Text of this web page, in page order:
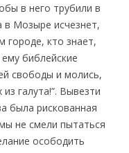
в него трубили в
в Мозыре исчезнет,
городе, кто знает,
библейские
свободы и молись,
галута!”. Вывезти
была рискованная
не смели пытаться
осободить